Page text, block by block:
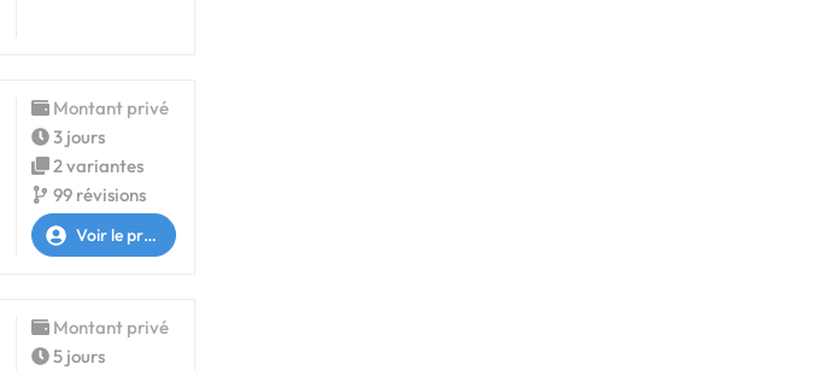
Montant privé
3 jours
2 variantes
99 révisions
Voir le profil
Montant privé
5 jours